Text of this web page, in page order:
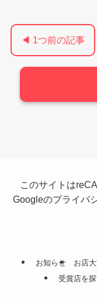
◀ 1つ前の記事
このサイトは
Googleのプライバ
お知らせ お店
受賞店を